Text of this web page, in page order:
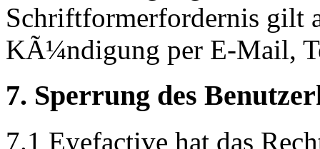
Schriftformerfordernis gilt
KÃ¼ndigung per E-Mail,
7. Sperrung des
7.1 Eyefactive hat das